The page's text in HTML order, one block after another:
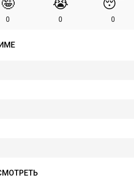
🤪
0
😭
0
😴
0